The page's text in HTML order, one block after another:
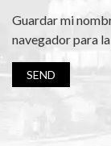
Guardar mi
navegador para